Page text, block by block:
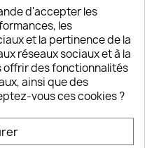
94% de nos clients
7J de 10h à 18H
d'accepter les
les
et la pertinence de la
réseaux sociaux et à la
offrir des fonctionnalités
ainsi que des
vous ces cookies ?